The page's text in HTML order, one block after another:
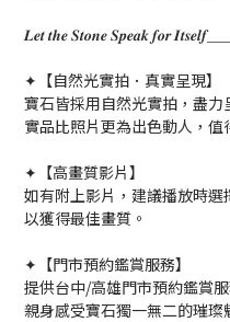
𝑳𝒆𝒕 𝒕𝒉𝒆 𝑺𝒕𝒐𝒏𝒆 𝑺𝒑𝒆𝒂𝒌 𝒇𝒐𝒓 𝑰𝒕𝒔𝒆𝒍𝒇
✦【自然光實拍．真實呈現】
寶石皆採用自然光實拍，盡力
實品比照片更為出色動人，值
✦【高畫質影片】
如有附上影片，建議播放時選
以獲得最佳畫質。
✦【門市預約鑑賞服務】
提供台中/高雄門市預約鑑賞服
親身感受寶石獨一無二的璀璨